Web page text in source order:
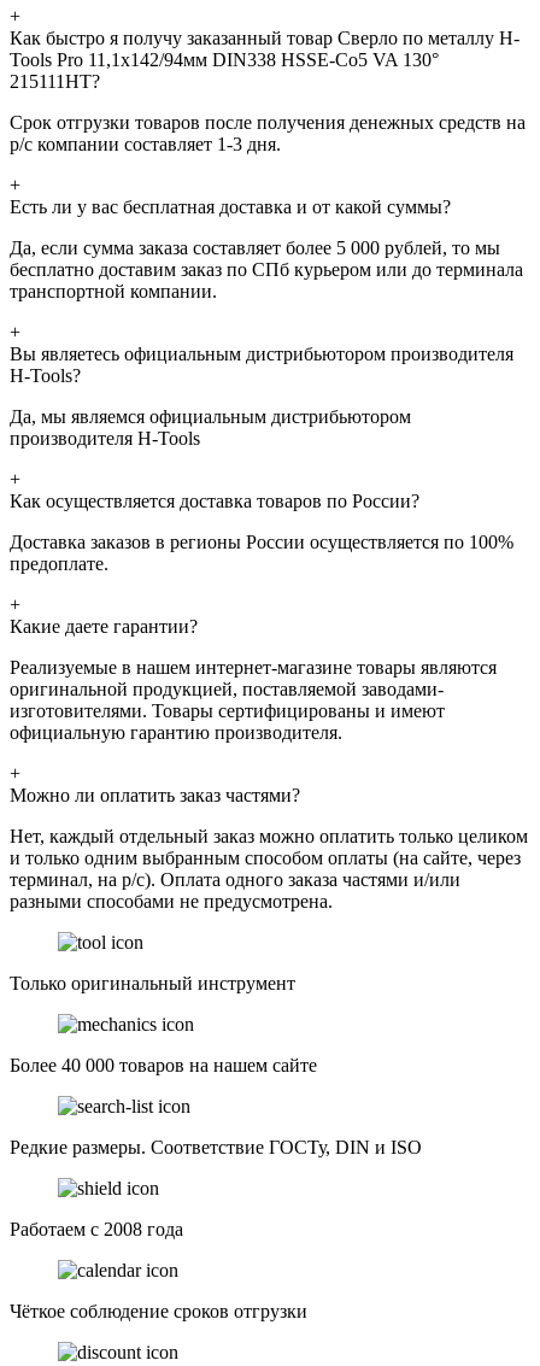
+
Как быстро я получу заказанный товар Сверло по металлу H-
Tools Pro 11,1x142/94мм DIN338 HSSE-Co5 VA 130°
215111HT?
Срок отгрузки товаров после получения денежных средств на
р/с компании составляет 1-3 дня.
+
Есть ли у вас бесплатная доставка и от какой суммы?
Да, если сумма заказа составляет более 5 000 рублей, то мы
бесплатно доставим заказ по СПб курьером или до терминала
транспортной компании.
+
Вы являетесь официальным дистрибьютором производителя
H-Tools?
Да, мы являемся официальным дистрибьютором
производителя H-Tools
+
Как осуществляется доставка товаров по России?
Доставка заказов в регионы России осуществляется по 100%
предоплате.
+
Какие даете гарантии?
Реализуемые в нашем интернет-магазине товары являются
оригинальной продукцией, поставляемой заводами-
изготовителями. Товары сертифицированы и имеют
официальную гарантию производителя.
+
Можно ли оплатить заказ частями?
Нет, каждый отдельный заказ можно оплатить только целиком
и только одним выбранным способом оплаты (на сайте, через
терминал, на р/с). Оплата одного заказа частями и/или
разными способами не предусмотрена.
Только оригинальный инструмент
Более 40 000 товаров на нашем сайте
Редкие размеры. Соответствие ГОСТу, DIN и ISO
Работаем с 2008 года
Чёткое соблюдение сроков отгрузки